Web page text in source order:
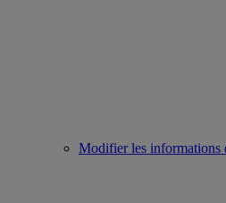
Modifier les informations